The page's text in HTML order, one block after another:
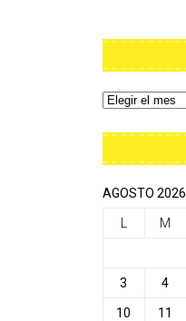
AGOSTO 2026
M
3 4
10 11